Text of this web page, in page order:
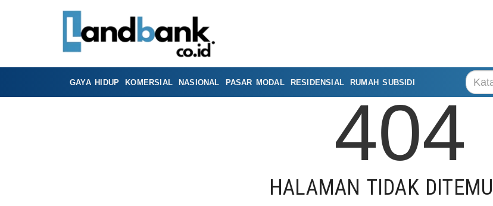
GAYA HIDUP KOMERSIAL NASIONAL PASAR MODAL RESIDENSIAL RUMAH SUBSIDI
404
HALAMAN TIDAK